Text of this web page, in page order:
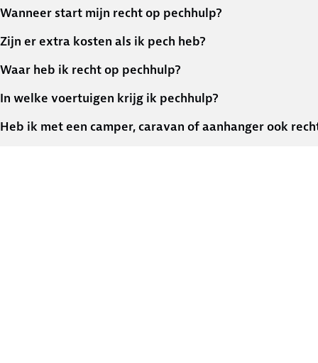
Wanneer start mijn recht op pechhulp?
Zijn er extra kosten als ik pech heb?
Waar heb ik recht op pechhulp?
In welke voertuigen krijg ik pechhulp?
Heb ik met een camper, caravan of aanhanger ook